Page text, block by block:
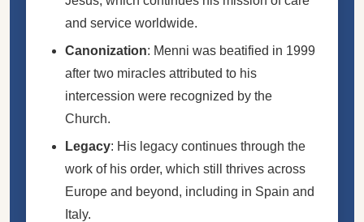
and service worldwide.
Canonization: Menni was beatified in 1999
after two miracles attributed to his
intercession were recognized by the
Church.
Legacy: His legacy continues through the
work of his order, which still thrives across
Europe and beyond, including in Spain and
Italy.